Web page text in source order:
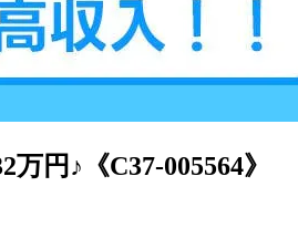
円♪《C37-005564》